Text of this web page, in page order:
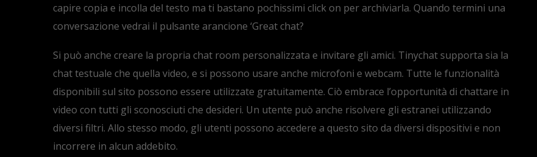
capire copia e incolla del testo ma ti bastano pochissimi click on per archiviarla. Quando termini una
conversazione vedrai il pulsante arancione ‘Great chat?
Si può anche creare la propria chat room personalizzata e invitare gli amici. Tinychat supporta sia la
chat testuale che quella video, e si possono usare anche microfoni e webcam. Tutte le funzionalità
disponibili sul sito possono essere utilizzate gratuitamente. Ciò embrace l’opportunità di chattare in
video con tutti gli sconosciuti che desideri. Un utente può anche risolvere gli estranei utilizzando
diversi filtri. Allo stesso modo, gli utenti possono accedere a questo sito da diversi dispositivi e non
incorrere in alcun addebito.